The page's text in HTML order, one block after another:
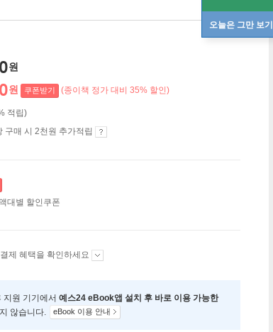
오늘은 그만 보기
원
원 쿠폰받기 (종이책 정가 대비 35% 할인)
적립)
구매 시 2천원 추가적립
대별 할인쿠폰
제 혜택을 확인하세요
지원 기기에서 예스24 eBook앱 설치 후 바로 이용 가능한
않습니다. eBook 이용 안내